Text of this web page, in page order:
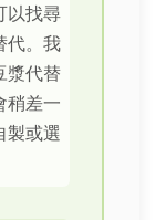
以找尋
代。我
漿代替
稍差一
製或選